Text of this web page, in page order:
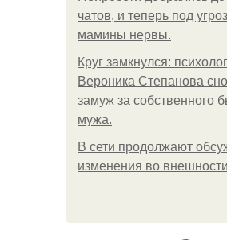
чатов, и теперь под
мамины нервы.
Круг замкнулся:
Вероника Степанова
замуж за собственного
мужа.
В сети продолжают
изменения во